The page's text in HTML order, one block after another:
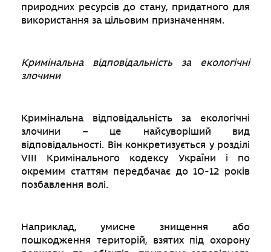
природних ресурсів до стану, придатного для
використання за цільовим призначенням.
Кримінальна відповідальність за екологічні
злочини
Кримінальна відповідальність за екологічні
злочини – це найсуворіший вид
відповідальності. Він конкретизується у розділі
VIII Кримінального кодексу України і по
окремим статтям передбачає до 10-12 років
позбавлення волі.
Наприклад, умисне знищення або
пошкодження територій, взятих під охорону